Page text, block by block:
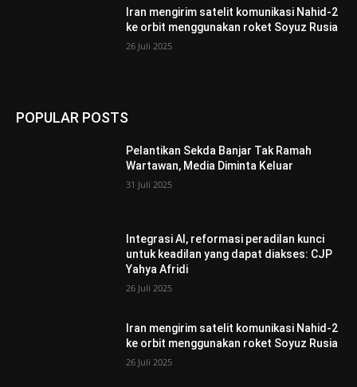
Iran mengirim satelit komunikasi Nahid-2
ke orbit menggunakan roket Soyuz Rusia
26 Juli 2025
POPULAR POSTS
Pelantikan Sekda Banjar Tak Ramah
Wartawan, Media Diminta Keluar
31 Juli 2025
Integrasi AI, reformasi peradilan kunci
untuk keadilan yang dapat diakses: CJP
Yahya Afridi
26 Juli 2025
Iran mengirim satelit komunikasi Nahid-2
ke orbit menggunakan roket Soyuz Rusia
26 Juli 2025